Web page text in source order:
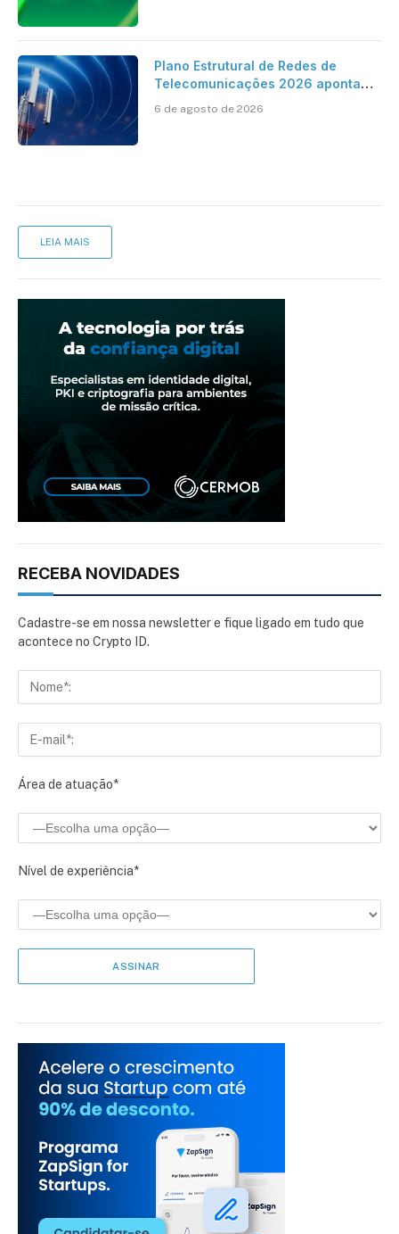
Plano Estrutural de Redes de
Telecomunicações 2026 aponta
mantém desafio
6 de agosto de 2026
LEIA MAIS
RECEBA NOVIDADES
Cadastre-se em nossa newsletter e fique ligado em tudo que
acontece no Crypto ID.
Área de atuação*
Nível de experiência*